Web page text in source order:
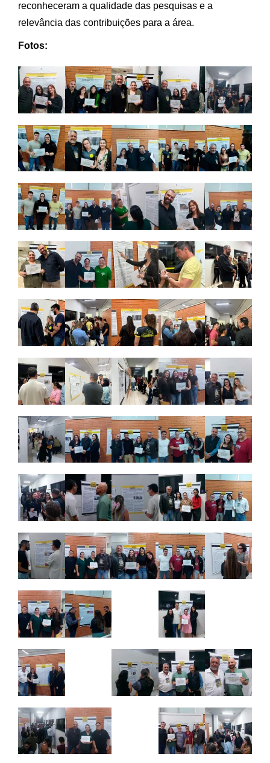
reconheceram a qualidade das pesquisas e a
relevância das contribuições para a área.
Fotos: